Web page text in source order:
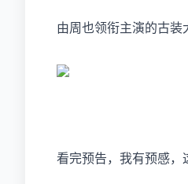
由周也领衔主演的古装
看完预告，我有预感，